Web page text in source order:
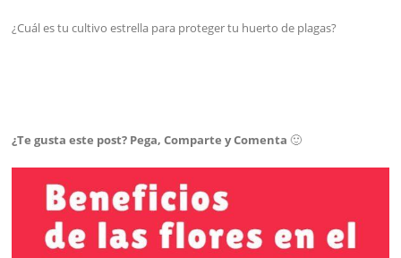
¿Cuál es tu cultivo estrella para proteger tu huerto de plagas?
¿Te gusta este post? Pega, Comparte y Comenta 🙂